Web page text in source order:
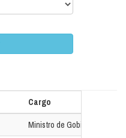
Cargo
Ministro de Gobierno Justicio